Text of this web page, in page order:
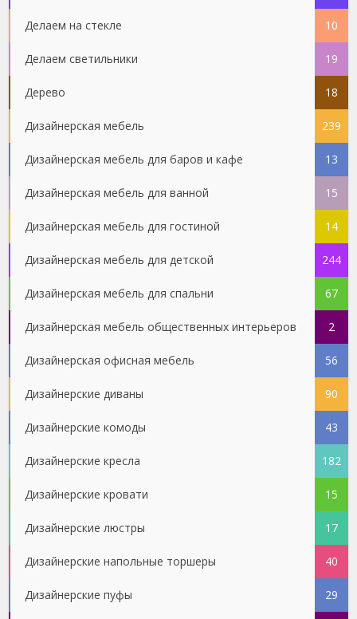
Делаем на стекле 10
Делаем светильники 19
Дерево 18
Дизайнерская мебель 239
Дизайнерская мебель для баров и кафе 13
Дизайнерская мебель для ванной 15
Дизайнерская мебель для гостиной 14
Дизайнерская мебель для детской 244
Дизайнерская мебель для спальни 67
Дизайнерская мебель общественных интерьеров 2
Дизайнерская офисная мебель 56
Дизайнерские диваны 90
Дизайнерские комоды 43
Дизайнерские кресла 182
Дизайнерские кровати 15
Дизайнерские люстры 17
Дизайнерские напольные торшеры 40
Дизайнерские пуфы 29